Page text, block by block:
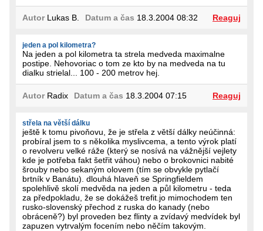
AutorLukas B. Datum a čas 18.3.2004 08:32 Reaguj
jeden a pol kilometra?
Na jeden a pol kilometra ta strela medveda maximalne
postipe. Nehovoriac o tom ze kto by na medveda na tu
dialku strielal... 100 - 200 metrov hej.
AutorRadix Datum a čas 18.3.2004 07:15 Reaguj
střela na větší dálku
ještě k tomu pivoňovu, že je střela z větší dálky neúčinná:
probíral jsem to s několika myslivcema, a tento výrok platí
o revolveru velké ráže (který se nosívá na vážnější vejlety
kde je potřeba fakt šetřit váhou) nebo o brokovnici nabité
šrouby nebo sekaným olovem (tím se obvykle pytlačí
brtník v Banátu). dlouhá hlaveň se Springfieldem
spolehlivě skolí medvěda na jeden a půl kilometru - teda
za předpokladu, že se dokážeš trefit.jo mimochodem ten
rusko-slovenský přechod z ruska do kanady (nebo
obráceně?) byl proveden bez flinty a zvídavý medvídek byl
zapuzen vytrvalým focením nebo něčím takovým.